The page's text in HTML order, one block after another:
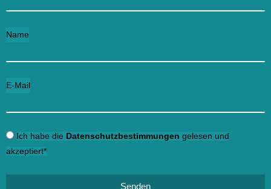
Name
E-Mail
Ich habe die Datenschutzbestimmungen gelesen und
akzeptiert*
Senden